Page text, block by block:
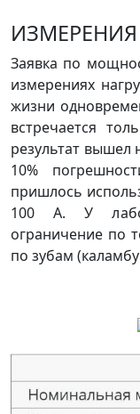
ИЗМЕРЕНИЯ
Заявка по
измерениях
жизни
встречается
результат вышел
10%
пришлось
100 А. У
ограничение по
по зубам